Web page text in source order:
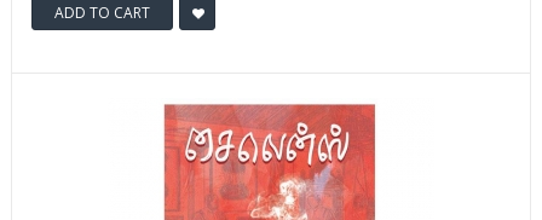
ADD TO CART